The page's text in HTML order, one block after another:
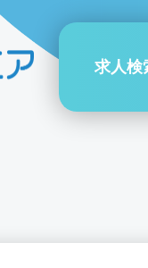
求人検